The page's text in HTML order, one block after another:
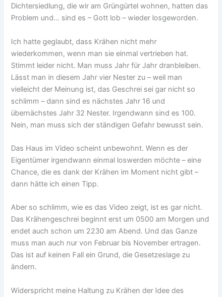
Dichtersiedlung, die wir am Grüngürtel wohnen, hatten das
Problem und… sind es – Gott lob – wieder losgeworden.
Ich hatte geglaubt, dass Krähen nicht mehr
wiederkommen, wenn man sie einmal vertrieben hat.
Stimmt leider nicht. Man muss Jahr für Jahr dranbleiben.
Lässt man in diesem Jahr vier Nester zu – weil man
vielleicht der Meinung ist, das Geschrei sei gar nicht so
schlimm – dann sind es nächstes Jahr 16 und
übernächstes Jahr 32 Nester. Irgendwann sind es 100.
Nein, man muss sich der ständigen Gefahr bewusst sein.
Das Haus im Video scheint unbewohnt. Wenn es der
Eigentümer irgendwann einmal loswerden möchte – eine
Chance, die es dank der Krähen im Moment nicht gibt –
dann hätte ich einen Tipp.
Aber so schlimm, wie es das Video zeigt, ist es gar nicht.
Das Krähengeschrei beginnt erst um 0500 am Morgen und
endet auch schon um 2230 am Abend. Und das Ganze
muss man auch nur von Februar bis November ertragen.
Das ist auf keinen Fall ein Grund, die Gesetzeslage zu
ändern.
Widerspricht meine Haltung zu Krähen der Idee des